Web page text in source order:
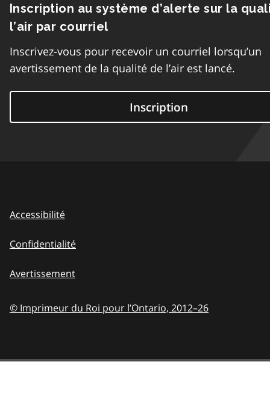
Inscription au système d’alerte sur la
l’air par courriel
Inscrivez-vous pour recevoir un courriel lorsqu’un
avertissement de la qualité de l’air est lancé.
Inscription
Accessibilité
Confidentialité
Avertissement
© Imprimeur du Roi pour l’Ontario, 2012–26